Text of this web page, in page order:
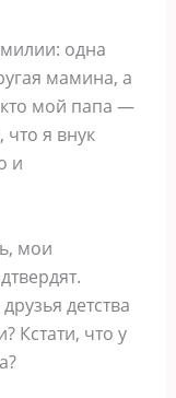
одна
мамина, а
кто мой папа —
я внук
и
мои
детства
Кстати, что у